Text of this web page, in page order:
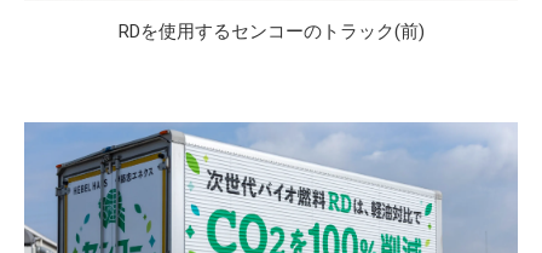
RDを使用するセンコーのトラック(前)